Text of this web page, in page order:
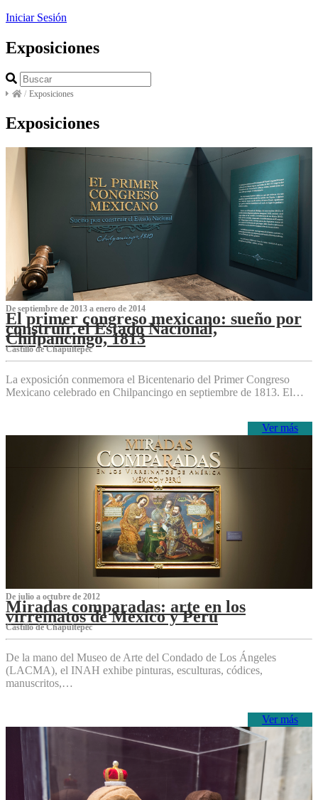
Iniciar Sesión
Exposiciones
/ Exposiciones
Exposiciones
De septiembre de 2013 a enero de 2014
El primer congreso mexicano: sueño por
construir el Estado Nacional,
Chilpancingo, 1813
Castillo de Chapultepec
La exposición conmemora el Bicentenario del Primer Congreso
Mexicano celebrado en Chilpancingo en septiembre de 1813. El…
Ver más
De julio a octubre de 2012
Miradas comparadas: arte en los
virreinatos de México y Perú
Castillo de Chapultepec
De la mano del Museo de Arte del Condado de Los Ángeles
(LACMA), el INAH exhibe pinturas, esculturas, códices,
manuscritos,…
Ver más